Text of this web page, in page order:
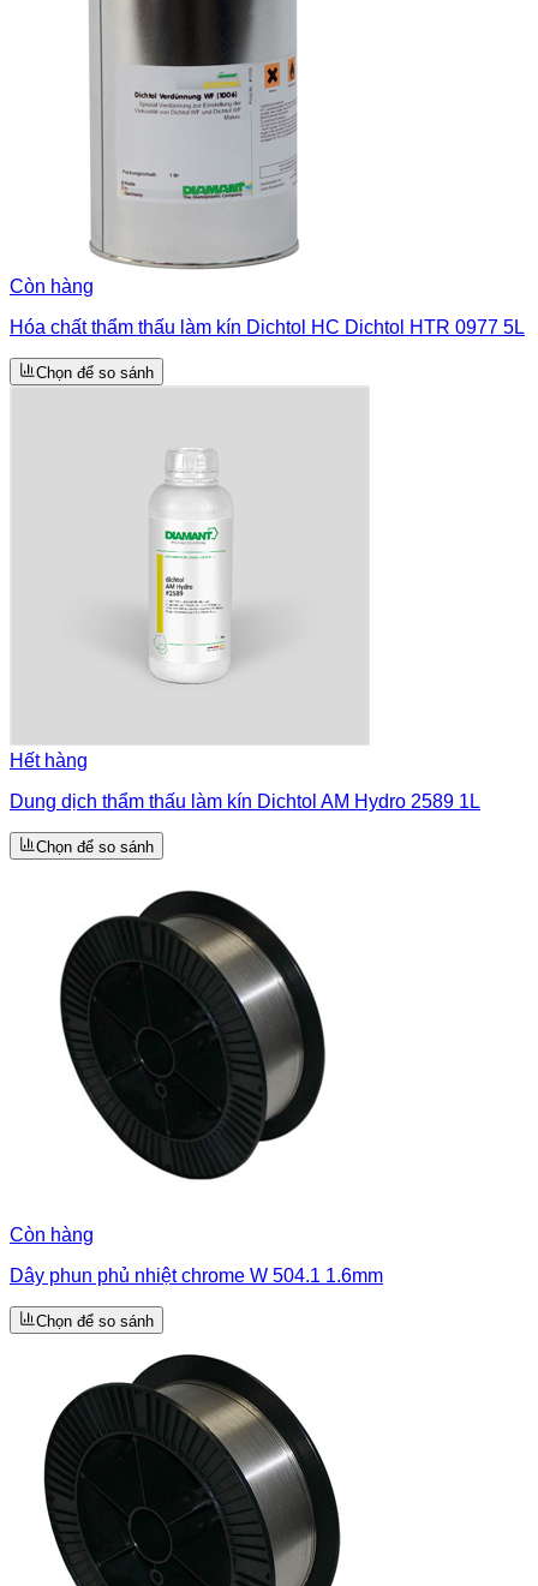
Còn hàng
Hóa chất thẩm thấu làm kín Dichtol HC Dichtol HTR 0977 5L
Chọn để so sánh
Hết hàng
Dung dịch thẩm thấu làm kín Dichtol AM Hydro 2589 1L
Chọn để so sánh
Còn hàng
Dây phun phủ nhiệt chrome W 504.1 1.6mm
Chọn để so sánh